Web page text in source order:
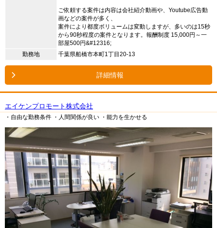
ご依頼する案件は内容は会社紹介動画や、Youtube広告動
画などの案件が多く、
案件により都度ボリュームは変動しますが、多いのは15秒
から90秒程度の案件となります。報酬制度 15,000円～一
部屋500円&#12316;
勤務地
千葉県船橋市本町1丁目20-13
詳細情報
エイケンプロモート株式会社
・自由な勤務条件 ・人間関係が良い ・能力を生かせる